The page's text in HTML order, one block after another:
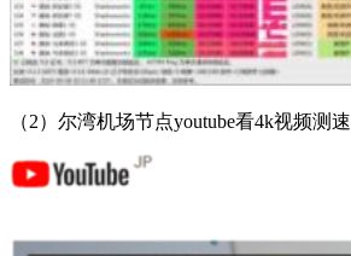
（2）尔湾机场节点youtube看4k视频测速